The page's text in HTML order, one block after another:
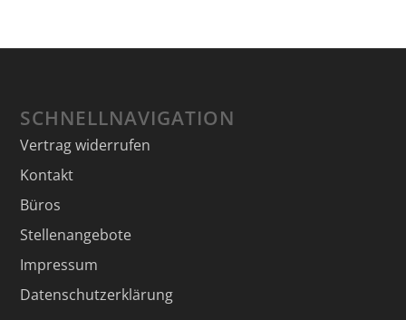
SCHNELLNAVIGATION
Vertrag widerrufen
Kontakt
Büros
Stellenangebote
Impressum
Datenschutzerklärung